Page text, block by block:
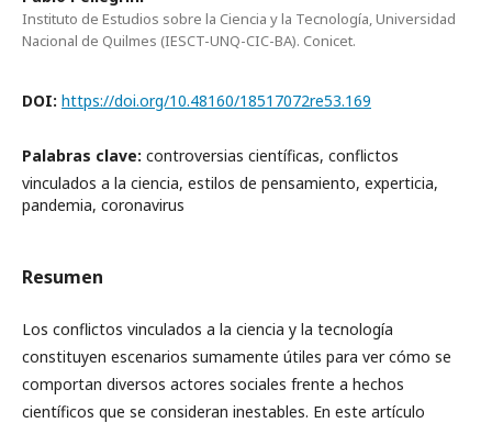
Instituto de Estudios sobre la Ciencia y la Tecnología, Universidad
Nacional de Quilmes (IESCT-UNQ-CIC-BA). Conicet.
DOI: https://doi.org/10.48160/18517072re53.169
Palabras clave: controversias científicas, conflictos
vinculados a la ciencia, estilos de pensamiento, experticia,
pandemia, coronavirus
Resumen
Los conflictos vinculados a la ciencia y la tecnología
constituyen escenarios sumamente útiles para ver cómo se
comportan diversos actores sociales frente a hechos
científicos que se consideran inestables. En este artículo